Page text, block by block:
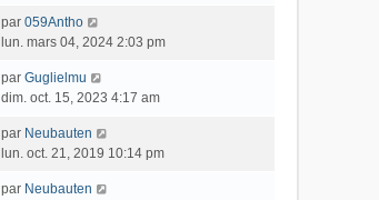
par 059Antho
lun. mars 04, 2024 2:03 pm
par Guglielmu
dim. oct. 15, 2023 4:17 am
par Neubauten
lun. oct. 21, 2019 10:14 pm
par Neubauten